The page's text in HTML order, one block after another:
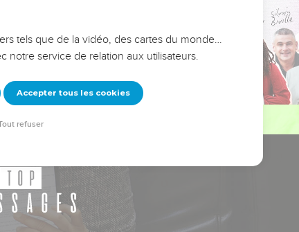
les erreurs
que leurs erreurs
ou une famille,
tels que de la vidéo, des cartes du monde…
notre service de relation aux utilisateurs.
Accepter tous les cookies
refuser